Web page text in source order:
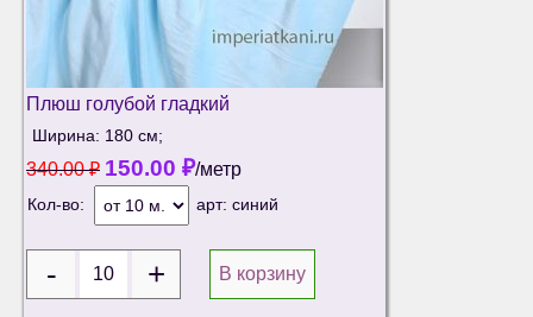
Плюш голубой гладкий
Ширина: 180 см;
340.00₽ 150.00 ₽/метр
Кол-во: арт: синий
В корзину